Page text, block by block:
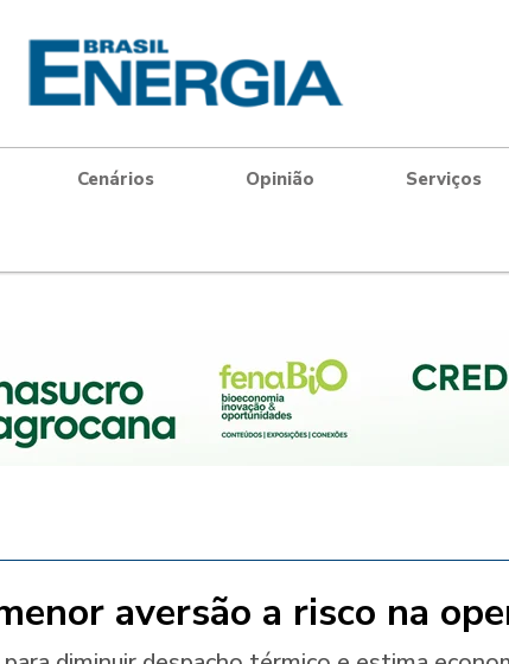
Cenários Opinião Serviços
aversão a risco na